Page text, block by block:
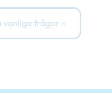
vanliga frågor »